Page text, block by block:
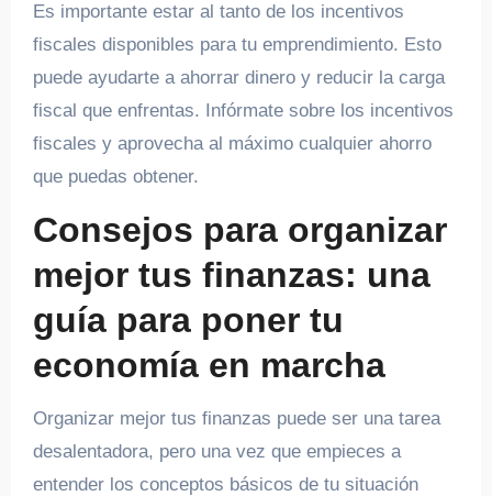
Es importante estar al tanto de los incentivos
fiscales disponibles para tu emprendimiento. Esto
puede ayudarte a ahorrar dinero y reducir la carga
fiscal que enfrentas. Infórmate sobre los incentivos
fiscales y aprovecha al máximo cualquier ahorro
que puedas obtener.
Consejos para organizar
mejor tus finanzas: una
guía para poner tu
economía en marcha
Organizar mejor tus finanzas puede ser una tarea
desalentadora, pero una vez que empieces a
entender los conceptos básicos de tu situación